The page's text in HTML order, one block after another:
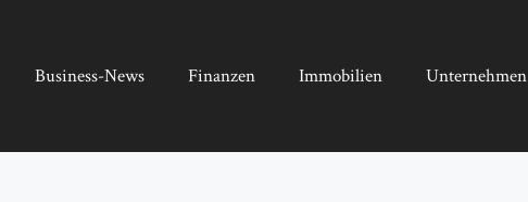
Business-News Finanzen Immobilien Unternehmen